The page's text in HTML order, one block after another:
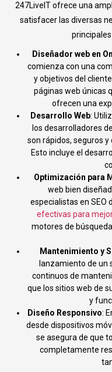
247LiveIT ofrece una
satisfacer las diversas
Diseñador web en
comienza con una
y objetivos del
páginas web únicas
ofrecen una
Desarrollo Web:
los desarrolladores
son rápidos, seguros
Esto incluye el
Optimización para
web bien
especialistas en SEO
efectivas para
motores de
Mantenimiento y
lanzamiento de un
continuos de
que los sitios web de
y
Diseño Responsivo:
desde dispositivos
se asegura de que
completamente